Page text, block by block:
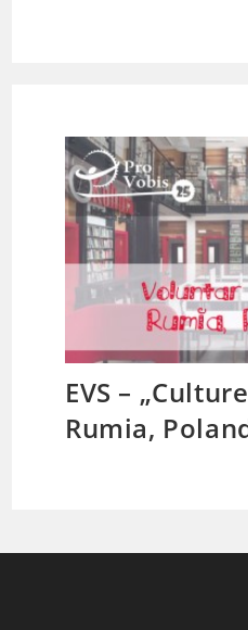
EVS –
Rumia,